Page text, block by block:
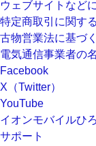
ウェブサイトなど
特定商取引に関す
古物営業法に基づ
電気通信事業者の
Facebook
X（Twitter）
YouTube
イオンモバイルひ
サポート